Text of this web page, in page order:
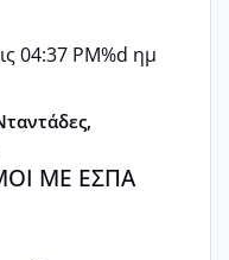
04:37 PM%d ημ
ΜΕ ΕΣΠΑ